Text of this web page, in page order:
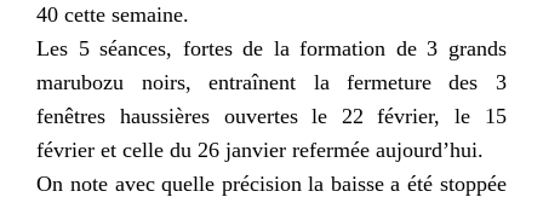
40 cette semaine.
Les 5 séances, fortes de la formation de 3 grands
marubozu noirs, entraînent la fermeture des 3
fenêtres haussières ouvertes le 22 février, le 15
février et celle du 26 janvier refermée aujourd’hui.
On note avec quelle précision la baisse a été stoppée